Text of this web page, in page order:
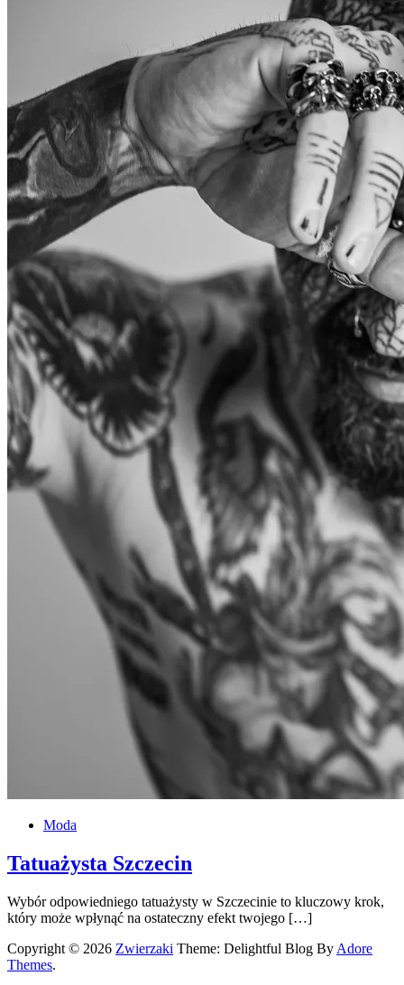
Moda
Tatuażysta Szczecin
Wybór odpowiedniego tatuażysty w Szczecinie to kluczowy krok,
który może wpłynąć na ostateczny efekt twojego […]
Copyright © 2026 Zwierzaki Theme: Delightful Blog By Adore
Themes.